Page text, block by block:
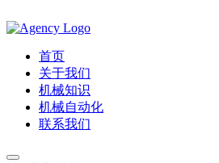
首页
关于我们
机械知识
机械自动化
联系我们